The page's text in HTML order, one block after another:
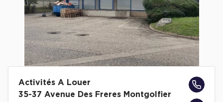
Activités A Louer
35-37 Avenue Des Freres Montgolfier